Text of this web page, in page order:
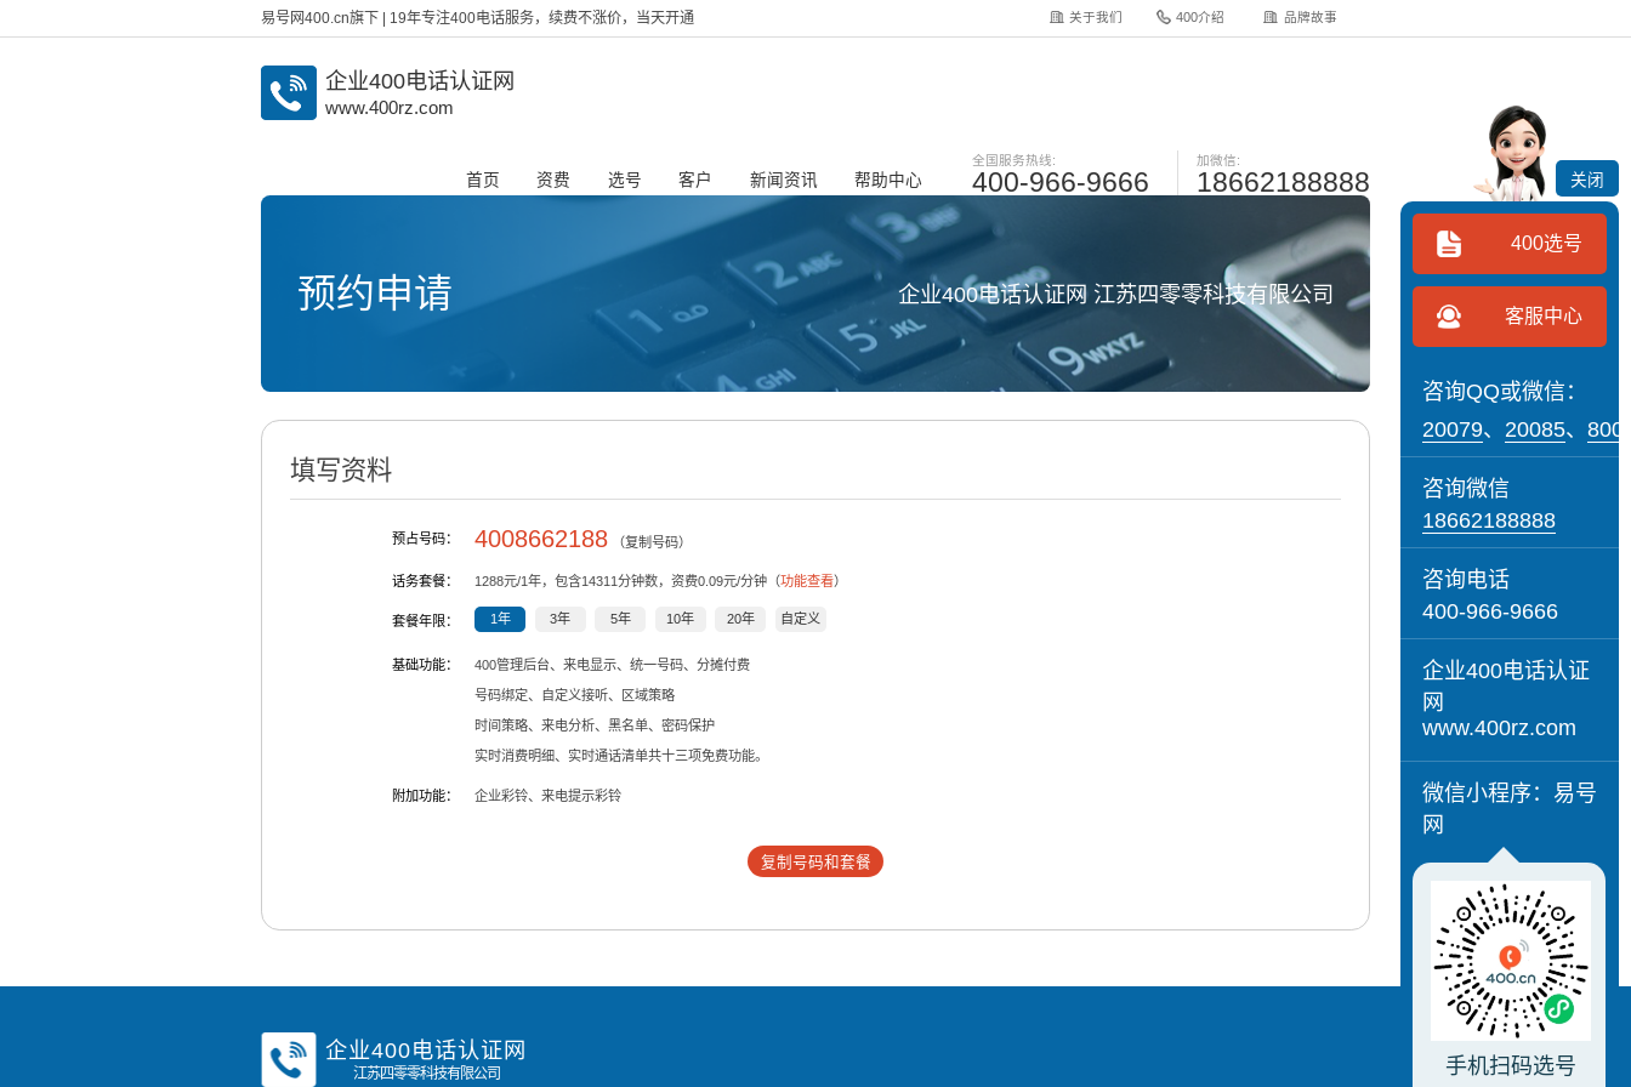
易号网400.cn旗下 | 19年专注400电话服务，续费不涨价，当天开通 关于我们 400介绍 品牌故事
企业400电话认证网
www.400rz.com
首页 资费 选号 客户 新闻资讯 帮助中心
全国服务热线:
400-966-9666
加微信:
18662188888
预约申请 企业400电话认证网 江苏四零零科技有限公司
填写资料
预占号码： 4008662188 （复制号码）
话务套餐： 1288元/1 年，包含14311 分钟数，资费0.09元/分钟（功能查看）
套餐年限： 1年 3年 5年 10年 20年 自定义
基础功能： 400管理后台、来电显示、统一号码、分摊付费
号码绑定、自定义接听、区域策略
时间策略、来电分析、黑名单、密码保护
实时消费明细、实时通话清单共十三项免费功能。
附加功能： 企业彩铃、来电提示彩铃
复制号码和套餐
企业400电话认证网
江苏四零零科技有限公司
关闭
400选号
客服中心
咨询QQ或微信：
20079、 20085、
咨询微信
18662188888
咨询电话
400-966-9666
企业400电话认证
网
www.400rz.com
微信小程序：易号
网
手机扫码选号